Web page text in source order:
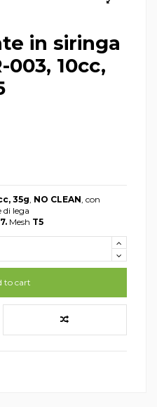
in siringa
003, 10cc,
35g NO CLEAN , con
di lega
Mesh T5
to cart